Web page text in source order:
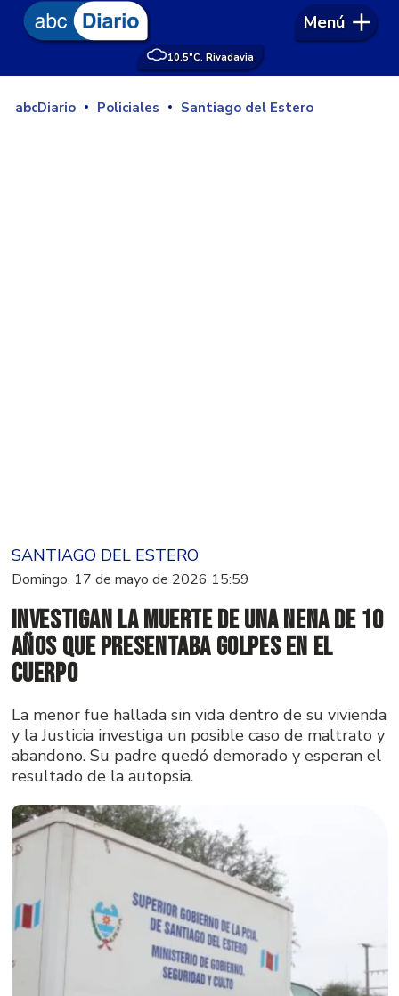
10.5°C. Rivadavia
Menú
abcDiario Policiales Santiago del Estero
SANTIAGO DEL ESTERO
Domingo, 17 de mayo de 2026 15:59
Investigan la muerte de una nena de 10
años que presentaba golpes en el
cuerpo
La menor fue hallada sin vida dentro de su vivienda
y la Justicia investiga un posible caso de maltrato y
abandono. Su padre quedó demorado y esperan el
resultado de la autopsia.